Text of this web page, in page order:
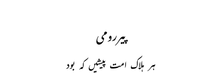
پیررومی
ہر ہلاک امت پیشیں کہ بود